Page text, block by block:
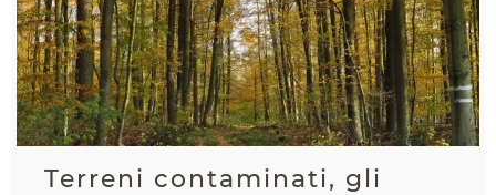
Terreni contaminati, gli